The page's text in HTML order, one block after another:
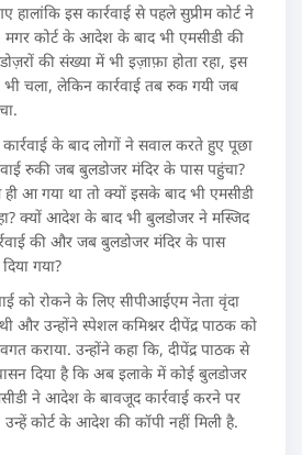
इस कार्रवाई से पहले सुप्रीम कोर्ट ने
कोर्ट के आदेश के बाद भी एमसीडी की
की संख्या में भी इज़ाफ़ा होता रहा, इस
भी चला, लेकिन कार्रवाई तब रुक गयी जब
कार्रवाई के बाद लोगों ने सवाल करते हुए पूछा
रुकी जब बुलडोजर मंदिर के पास पहुंचा?
आ गया था तो क्यों इसके बाद भी एमसीडी
क्यों आदेश के बाद भी बुलडोजर ने मस्जिद
की और जब बुलडोजर मंदिर के पास
गया?
को रोकने के लिए सीपीआईएम नेता वृंदा
और उन्होंने स्पेशल कमिश्नर दीपेंद्र पाठक को
कराया. उन्होंने कहा कि, दीपेंद्र पाठक से
दिया है कि अब इलाके में कोई बुलडोजर
ने आदेश के बावजूद कार्रवाई करने पर
कोर्ट के आदेश की कॉपी नहीं मिली है.